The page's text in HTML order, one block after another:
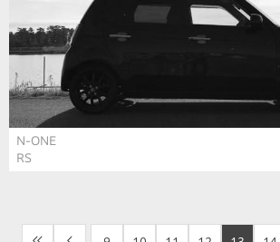
N-ONE
RS